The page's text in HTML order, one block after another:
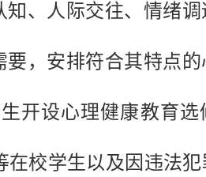
、人际交往、情绪
，安排符合其特点
开设心理健康教育选
校学生以及因违法